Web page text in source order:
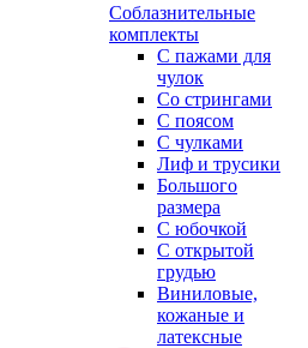
Соблазнительные
комплекты
С пажами для
чулок
Со стрингами
С поясом
С чулками
Лиф и трусики
Большого
размера
С юбочкой
С открытой
грудью
Виниловые,
кожаные и
латексные